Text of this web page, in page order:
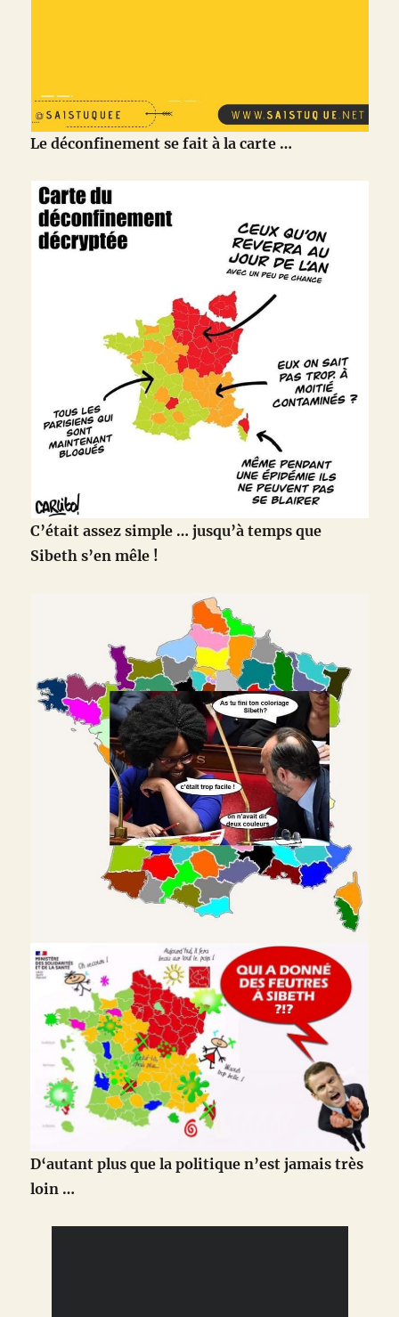
Le déconfinement se fait à la carte …
C’était assez simple … jusqu’à temps que
Sibeth s’en mêle !
D‘autant plus que la politique n’est jamais très
loin …